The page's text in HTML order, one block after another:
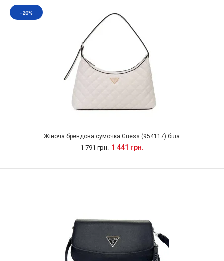
-20%
Жіноча брендова сумочка Guess (954117) біла
1 791 грн. 1 441 грн.